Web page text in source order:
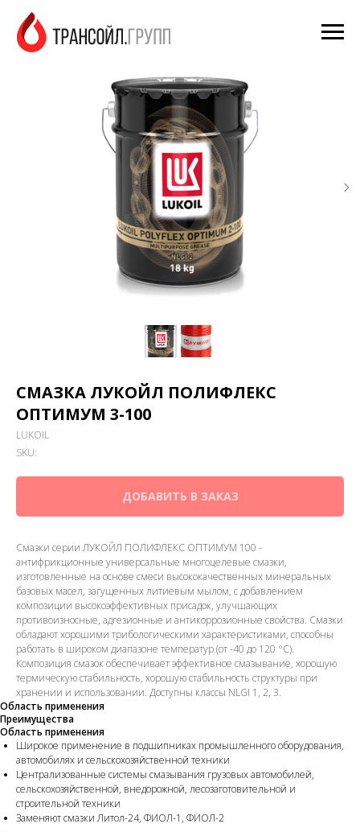
СМАЗКА ЛУКОЙЛ ПОЛИФЛЕКС
ОПТИМУМ 3-100
LUKOIL
SKU:
ДОБАВИТЬ В ЗАКАЗ
Смазки серии ЛУКОЙЛ ПОЛИФЛЕКС ОПТИМУМ 100 -
антифрикционные универсальные многоцелевые смазки,
изготовленные на основе смеси высококачественных минеральных
базовых масел, загущенных литиевым мылом, с добавлением
композиции высокоэффективных присадок, улучшающих
противоизносные, адгезионные и антикоррозионные свойства. Смазки
обладают хорошими трибологическими характеристиками, способны
работать в широком диапазоне температур (от -40 до 120 °С).
Композиция смазок обеспечивает эффективное смазывание, хорошую
термическую стабильность, хорошую стабильность структуры при
хранении и использовании. Доступны классы NLGI 1, 2, 3.
Область применения
Преимущества
Область применения
Широкое применение в подшипниках промышленного оборудования,
автомобилях и сельскохозяйственной техники
Централизованные системы смазывания грузовых автомобилей,
сельскохозяйственной, внедорожной, лесозаготовительной и
строительной техники
Заменяют смазки Литол-24, ФИОЛ-1, ФИОЛ-2